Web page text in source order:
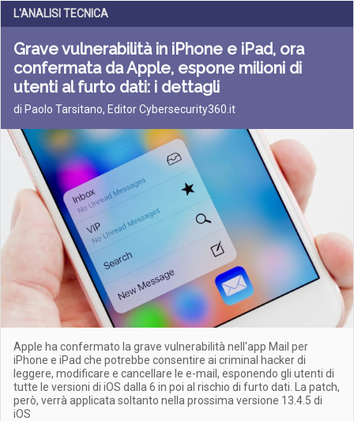
L'ANALISI TECNICA
Grave vulnerabilità in iPhone e iPad, ora
confermata da Apple, espone milioni di
utenti al furto dati: i dettagli
di Paolo Tarsitano, Editor Cybersecurity360.it
Apple ha confermato la grave vulnerabilità nell'app Mail per
iPhone e iPad che potrebbe consentire ai criminal hacker di
leggere, modificare e cancellare le e-mail, esponendo gli utenti di
tutte le versioni di iOS dalla 6 in poi al rischio di furto dati. La patch,
però, verrà applicata soltanto nella prossima versione 13.4.5 di
iOS